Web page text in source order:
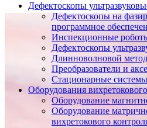
Дефектоскопы
Дефектоскопы на
программное
Инспекционные
Дефектоскопы
Длинноволновой
Преобразователи и
Стационарные
Оборудования
Оборудование
Оборудование
вихретокового